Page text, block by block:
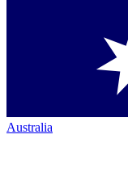
Australia